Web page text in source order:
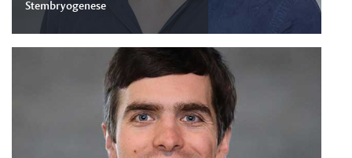
Stembryogenese